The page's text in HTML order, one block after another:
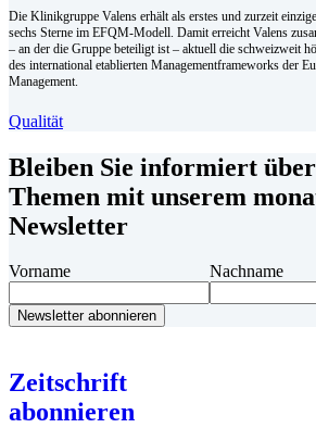
Die Klinikgruppe Valens erhält als erstes und zurzeit
sechs Sterne im EFQM-Modell. Damit erreicht Valens
– an der die Gruppe beteiligt ist – aktuell die schweizweit
des international etablierten Managementframeworks der
Management.
Qualität
Bleiben Sie informiert
Themen mit unserem
Newsletter
Vorname Nachname
Zeitschrift
abonnieren